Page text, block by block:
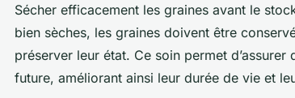
Sécher efficacement les graines avant le
bien sèches, les graines doivent être
préserver leur état. Ce soin permet
future, améliorant ainsi leur durée de vie et